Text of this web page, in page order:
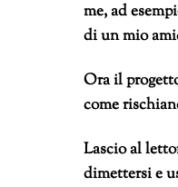
me, ad
di un mio
Ora il
come
Lascio al
dimettersi e